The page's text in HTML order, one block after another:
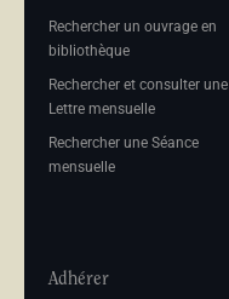
Rechercher un ouvrage en
bibliothèque
Rechercher et consulter une
Lettre mensuelle
Rechercher une Séance
mensuelle
Adhérer